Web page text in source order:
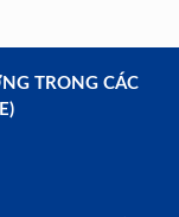
TRONG CÁC